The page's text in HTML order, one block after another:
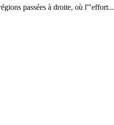
passées à droite, où l'"effort...